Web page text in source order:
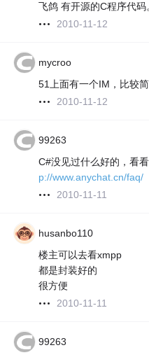
飞鸽 有开源的C程序代码
2010-11-12
mycroo
51上面有一个IM，比较
2010-11-12
99263
C#没见过什么好的，看
p://www.anychat.cn/faq/
2010-11-11
husanbo110
楼主可以去看xmpp
都是封装好的
很方便
2010-11-11
99263